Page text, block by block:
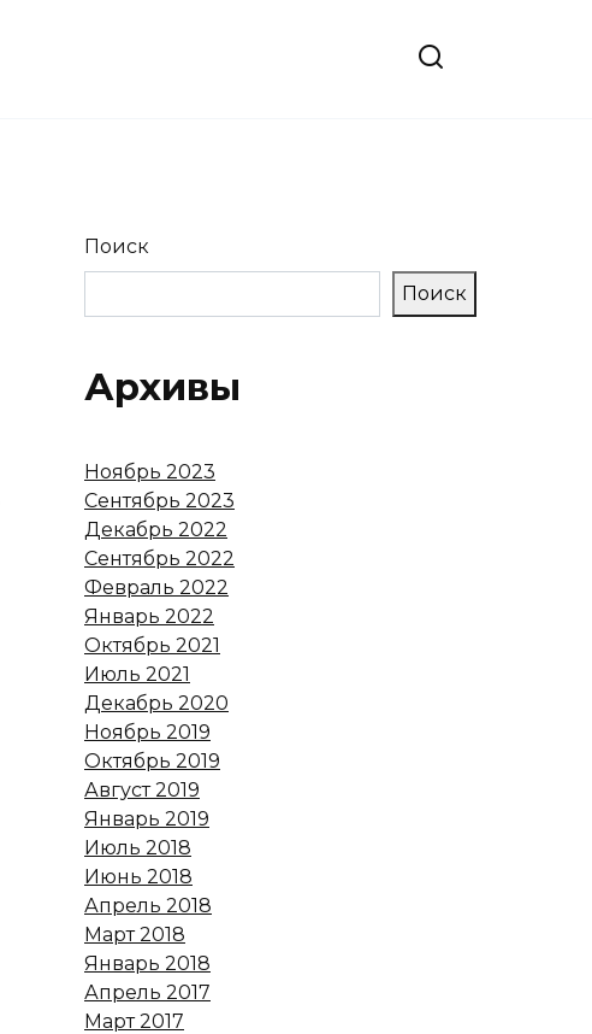
Поиск
Поиск
Архивы
Ноябрь 2023
Сентябрь 2023
Декабрь 2022
Сентябрь 2022
Февраль 2022
Январь 2022
Октябрь 2021
Июль 2021
Декабрь 2020
Ноябрь 2019
Октябрь 2019
Август 2019
Январь 2019
Июль 2018
Июнь 2018
Апрель 2018
Март 2018
Январь 2018
Апрель 2017
Март 2017